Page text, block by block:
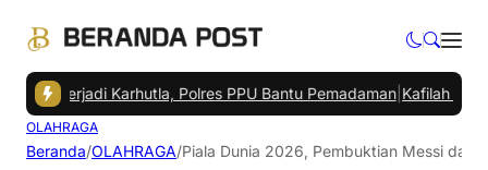
Terjadi Karhutla, Polres PPU Bantu Pemadaman|Kafilah MTQ
OLAHRAGA
Beranda/OLAHRAGA/Piala Dunia 2026, Pembuktian Messi dan